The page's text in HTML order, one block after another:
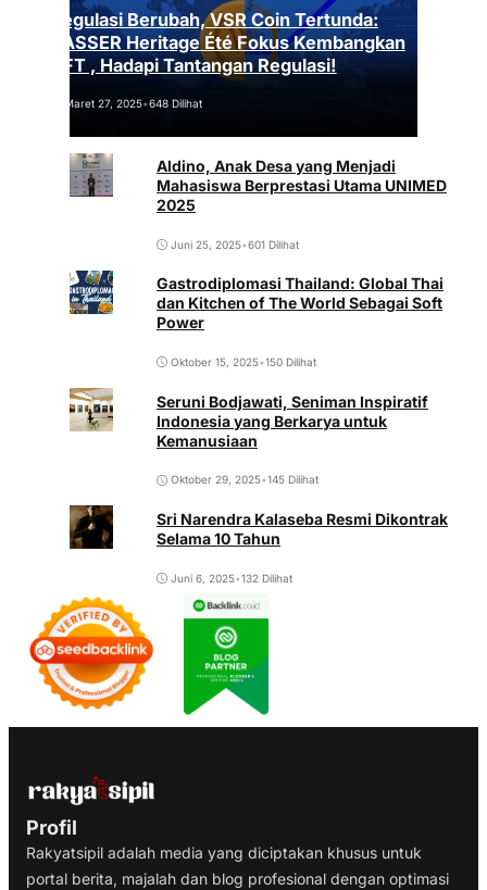
Regulasi Berubah, VSR Coin Tertunda:
VASSER Heritage Été Fokus Kembangkan
NFT , Hadapi Tantangan Regulasi!
Maret 27, 2025•648 Dilihat
Aldino, Anak Desa yang Menjadi
Mahasiswa Berprestasi Utama UNIMED
2025
Juni 25, 2025•601 Dilihat
Gastrodiplomasi Thailand: Global Thai
dan Kitchen of The World Sebagai Soft
Power
Oktober 15, 2025•150 Dilihat
Seruni Bodjawati, Seniman Inspiratif
Indonesia yang Berkarya untuk
Kemanusiaan
Oktober 29, 2025•145 Dilihat
Sri Narendra Kalaseba Resmi Dikontrak
Selama 10 Tahun
Juni 6, 2025•132 Dilihat
Profil
Rakyatsipil adalah media yang diciptakan khusus untuk
portal berita, majalah dan blog profesional dengan optimasi